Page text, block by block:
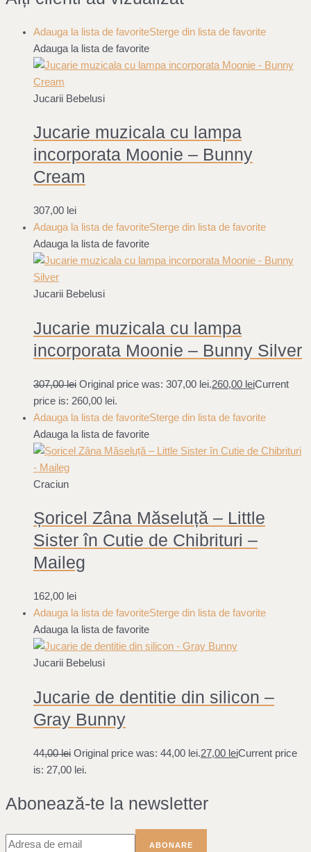
Adauga la lista de favoriteSterge din lista de favorite
Adauga la lista de favorite
Jucarii Bebelusi
Jucarie muzicala cu lampa
incorporata Moonie – Bunny
Cream
307,00 lei
Adauga la lista de favoriteSterge din lista de favorite
Adauga la lista de favorite
Jucarii Bebelusi
Jucarie muzicala cu lampa
incorporata Moonie – Bunny Silver
307,00lei Original price was: 307,00 lei.260,00 leiCurrent
price is: 260,00 lei.
Adauga la lista de favoriteSterge din lista de favorite
Adauga la lista de favorite
Craciun
Șoricel Zâna Măseluță – Little
Sister în Cutie de Chibrituri –
Maileg
162,00 lei
Adauga la lista de favoriteSterge din lista de favorite
Adauga la lista de favorite
Jucarii Bebelusi
Jucarie de dentitie din silicon –
Gray Bunny
44,00lei Original price was: 44,00 lei.27,00 leiCurrent price
is: 27,00 lei.
Abonează-te la newsletter